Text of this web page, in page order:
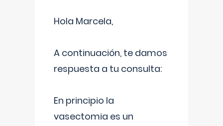
Hola Marcela,
A continuación, te damos
respuesta a tu consulta:
En principio la
vasectomia es un